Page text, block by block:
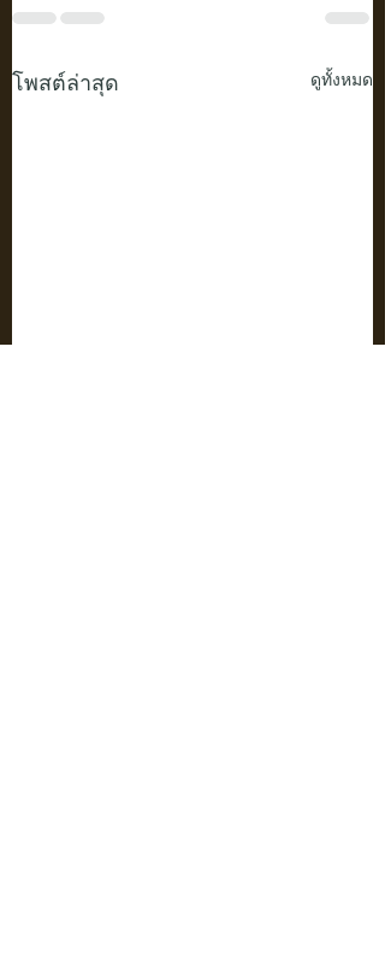
โพสต์ล่าสุด ดูทั้งหมด